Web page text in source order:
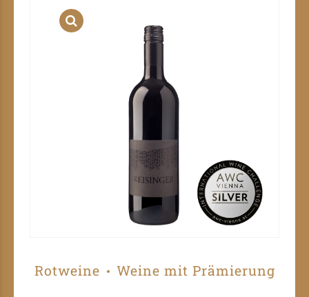
Rotweine Weine mit Prämierung